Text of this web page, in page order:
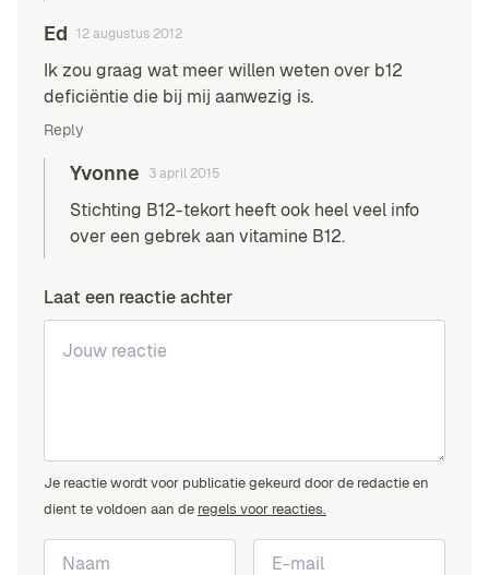
Ed 12 augustus 2012
Ik zou graag wat meer willen weten over b12
deficiëntie die bij mij aanwezig is.
Reply
Yvonne 3 april 2015
Stichting B12-tekort heeft ook heel veel info
over een gebrek aan vitamine B12.
Laat een reactie achter
Je reactie wordt voor publicatie gekeurd door de redactie en
dient te voldoen aan de regels voor reacties.